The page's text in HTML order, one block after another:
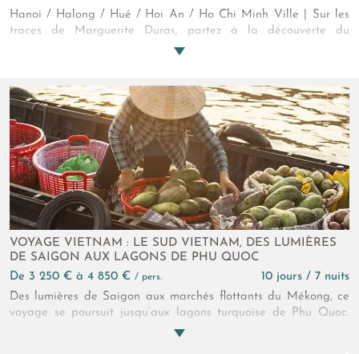
Hanoi / Halong / Hué / Hoi An / Ho Chi Minh Ville | Sur les
traces de Marguerite Duras, partez à la découverte du
Vietnam, qui porte encore l'Histoire de l'Indochine. Pays de
rythmé par des millénaires de douceur et d'authenticité. Une
traversée essentielle à la découverte de sites majeurs pour
s'évader et appréhender l'envoûtement de ce territoire en
pleine mutation.
VOYAGE VIETNAM : LE SUD VIETNAM, DES LUMIÈRES
DE SAIGON AUX LAGONS DE PHU QUOC
de 3 250 € à 4 850 € / pers.
10 jours / 7 nuits
Des lumières de Saigon aux marchés flottants du Mékong, ce
voyage se poursuit jusqu’aux lagons turquoise de Phu Quoc.
Entre balades urbaines, paysages apaisants du Mékong,